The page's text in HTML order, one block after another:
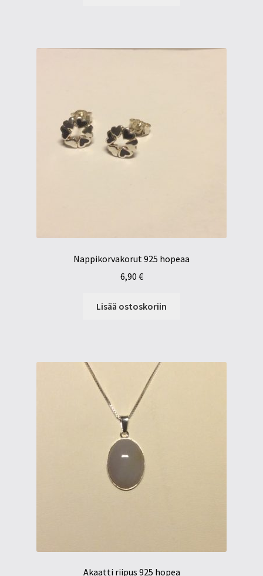
Nappikorvakorut 925 hopeaa
6,90 €
Lisää ostoskoriin
Akaatti riipus 925 hopea